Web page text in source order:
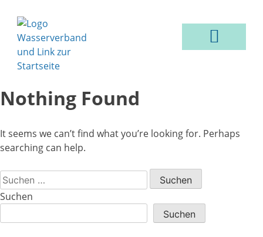
Nothing Found
It seems we can’t find what you’re looking for. Perhaps
searching can help.
Suchen
Suchen